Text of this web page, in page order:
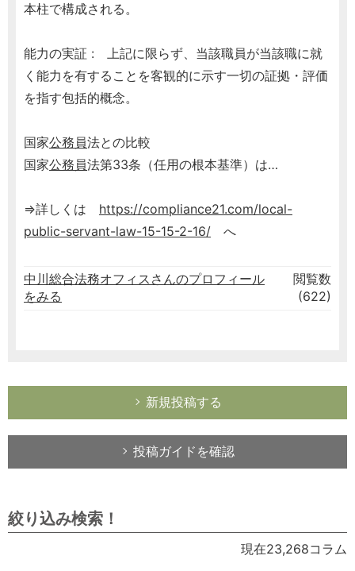
本柱で構成される。
能力の実証 : 上記に限らず、当該職員が当該職に就
く能力を有することを客観的に示す一切の証拠・評価
を指す包括的概念。
国家公務員法との比較
国家公務員法第33条（任用の根本基準）は…
⇒詳しくは https://compliance21.com/local-
public-servant-law-15-15-2-16/ へ
中川総合法務オフィスさんのプロフィール
をみる
閲覧数
(622)
新規投稿する
投稿ガイドを確認
絞り込み検索！
現在23,268コラム